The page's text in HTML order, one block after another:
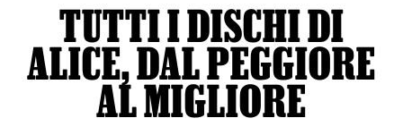
TUTTI I DISCHI DI
ALICE, DAL PEGGIORE
AL MIGLIORE